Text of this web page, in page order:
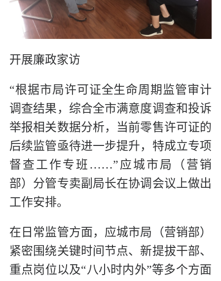
开展廉政家访
“根据市局许可证全生命周期监管审计
调查结果，综合全市满意度调查和投诉
举报相关数据分析，当前零售许可证的
后续监管亟待进一步提升，特成立专项
督查工作专班……”应城市局（营销
部）分管专卖副局长在协调会议上做出
工作安排。
在日常监管方面，应城市局（营销部）
紧密围绕关键时间节点、新提拔干部、
重点岗位以及“八小时内外”等多个方面